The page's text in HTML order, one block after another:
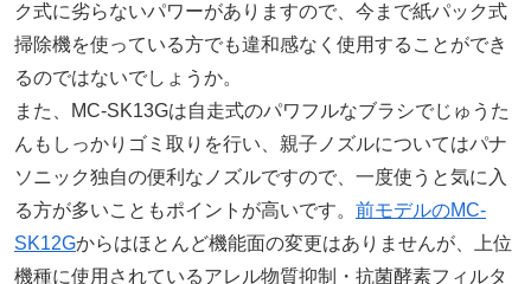
ク式に劣らないパワーがありますので、今まで紙パック式
掃除機を使っている方でも違和感なく使用することができ
るのではないでしょうか。
また、MC-SK13Gは自走式のパワフルなブラシでじゅうた
んもしっかりゴミ取りを行い、親子ノズルについてはパナ
ソニック独自の便利なノズルですので、一度使うと気に入
る方が多いこともポイントが高いです。 前モデルのMC-
SK12Gからはほとんど機能面の変更はありませんが、上位
機種に使用されているアレル物質抑制・抗菌酵素フィルタ